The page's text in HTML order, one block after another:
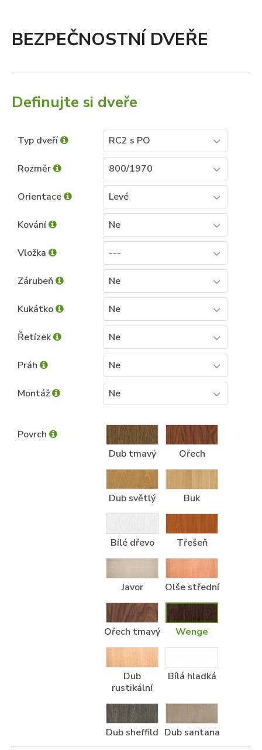
BEZPEČNOSTNÍ DVEŘE
Definujte si dveře
Typ dveří RC2 s PO
Rozměr 800/1970
Orientace Levé
Kování Ne
Vložka ---
Zárubeň Ne
Kukátko Ne
Řetízek Ne
Práh Ne
Montáž Ne
Povrch
Dub tmavý
Ořech
Dub světlý Buk
Bílé dřevo Třešeň
Javor Olše střední
Ořech tmavý Wenge
Dub
rustikální
Bílá hladká
Dub sheffild Dub santana